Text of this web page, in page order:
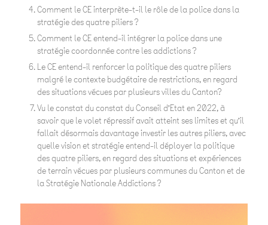
Comment le CE interprète-t-il le rôle de la police dans la
stratégie des quatre piliers ?
Comment le CE entend-il intégrer la police dans une
stratégie coordonnée contre les addictions ?
Le CE entend-il renforcer la politique des quatre piliers
malgré le contexte budgétaire de restrictions, en regard
des situations vécues par plusieurs villes du Canton?
Vu le constat du constat du Conseil d’Etat en 2022, à
savoir que le volet répressif avait atteint ses limites et qu’il
fallait désormais davantage investir les autres piliers, avec
quelle vision et stratégie entend-il déployer la politique
des quatre piliers, en regard des situations et expériences
de terrain vécues par plusieurs communes du Canton et de
la Stratégie Nationale Addictions ?